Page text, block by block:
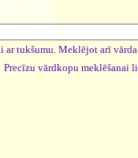
ar tukšumu. Meklējot arī
Precīzu vārdkopu meklēšanai